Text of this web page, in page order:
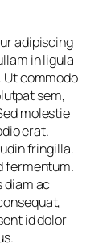
adipiscing
in ligula
Ut commodo
sem,
molestie
erat.
fringilla.
fermentum.
diam ac
id dolor